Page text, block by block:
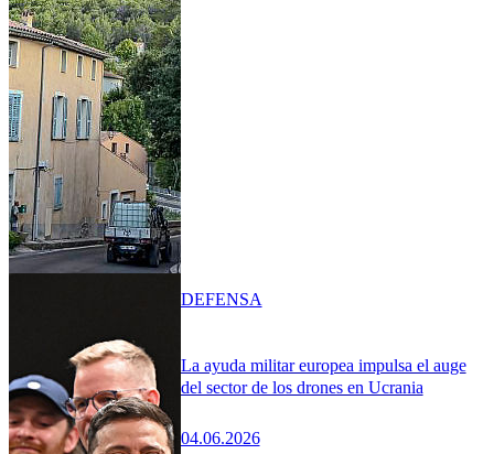
La ayuda militar europea impulsa el auge
del sector de los drones en Ucrania
04.06.2026
DEFENSA